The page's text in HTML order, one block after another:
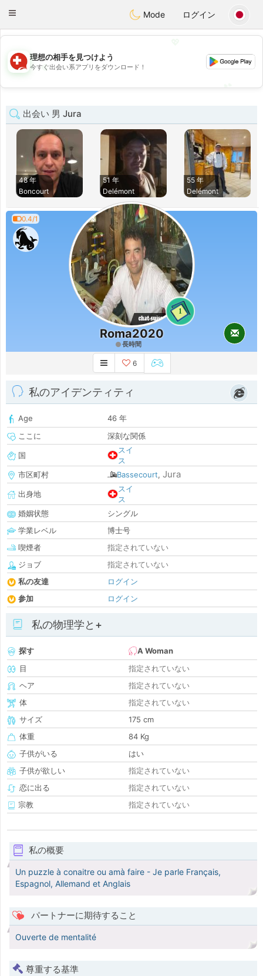
Suissi
Toggle
Mode ログイン
💖
💕
理想の相手を見つけよう
今すぐ出会い系アプリをダウンロード！
出会い 男 Jura
48 年
Boncourt
51 年
Delémont
55 年
Delémont
0.4/1
1
Roma2020
長時間
6
私のアイデンティティ
Age
46 年
ここに
深刻な関係
国
スイ
ス
市区町村
Bassecourt, Jura
出身地
スイ
ス
婚姻状態
シングル
学業レベル
博士号
喫煙者
指定されていない
ジョブ
指定されていない
私の友達
ログイン
参加
ログイン
私の物理学と+
探す
A Woman
目
指定されていない
ヘア
指定されていない
体
指定されていない
サイズ
175 cm
体重
84 Kg
子供がいる
はい
子供が欲しい
指定されていない
恋に出る
指定されていない
宗教
指定されていない
私の概要
Un puzzle à conaitre ou amà faire - Je parle Français,
Espagnol, Allemand et Anglais
パートナーに期待すること
Ouverte de mentalité
尊重する基準